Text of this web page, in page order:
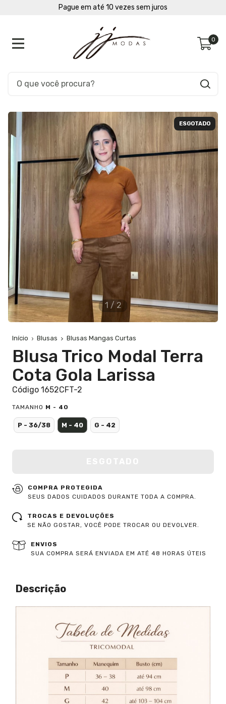
Pague em até 10 vezes sem juros
0
ESGOTADO
1 / 2
Início Blusas Blusas Mangas Curtas
Blusa Trico Modal Terra
Cota Gola Larissa
Código 1652CFT-2
TAMANHO M - 40
P - 36/38 M - 40 G - 42
COMPRA PROTEGIDA
SEUS DADOS CUIDADOS DURANTE TODA A COMPRA.
TROCAS E DEVOLUÇÕES
SE NÃO GOSTAR, VOCÊ PODE TROCAR OU DEVOLVER.
ENVIOS
SUA COMPRA SERÁ ENVIADA EM ATÉ 48 HORAS ÚTEIS
Descrição